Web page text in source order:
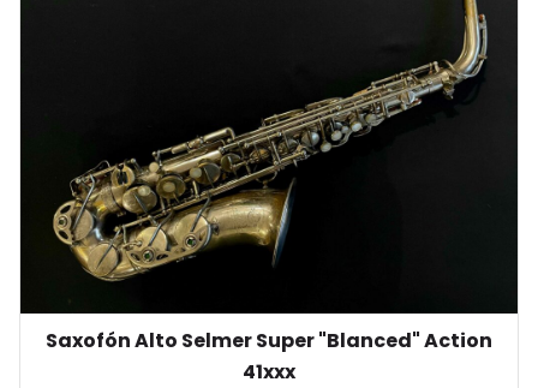
Saxofón Alto Selmer Super "Blanced" Action
41xxx